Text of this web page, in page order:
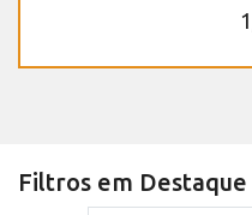
Filtros em Destaque